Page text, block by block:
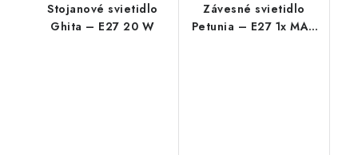
Stojanové svietidlo
Ghita – E27 20 W
Závesné svietidlo
Petunia – E27 1x MAX